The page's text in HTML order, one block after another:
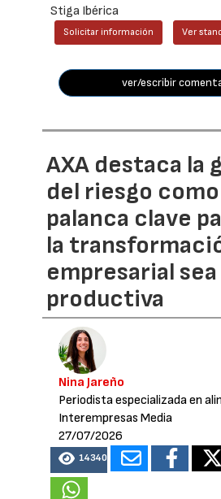
Stiga Ibérica
Solicitar información Ver
ver/escribir
AXA destaca la
del riesgo
palanca clave
la
empresarial sea
productiva
Nina Jareño
Periodista especializada en
Interempresas Media
27/07/2026
14340